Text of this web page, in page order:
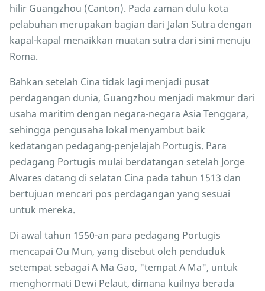
hilir Guangzhou (Canton). Pada zaman dulu kota
pelabuhan merupakan bagian dari Jalan Sutra dengan
kapal-kapal menaikkan muatan sutra dari sini menuju
Roma.
Bahkan setelah Cina tidak lagi menjadi pusat
perdagangan dunia, Guangzhou menjadi makmur dari
usaha maritim dengan negara-negara Asia Tenggara,
sehingga pengusaha lokal menyambut baik
kedatangan pedagang-penjelajah Portugis. Para
pedagang Portugis mulai berdatangan setelah Jorge
Alvares datang di selatan Cina pada tahun 1513 dan
bertujuan mencari pos perdagangan yang sesuai
untuk mereka.
Di awal tahun 1550-an para pedagang Portugis
mencapai Ou Mun, yang disebut oleh penduduk
setempat sebagai A Ma Gao, "tempat A Ma", untuk
menghormati Dewi Pelaut, dimana kuilnya berada